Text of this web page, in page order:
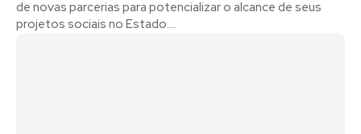
de novas parcerias para potencializar o alcance de seus
projetos sociais no Estado....